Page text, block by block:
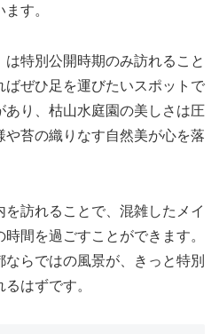
す。
は特別公開時期のみ訪れること
ばぜひ足を運びたいスポットで
り、枯山水庭園の美しさは圧
苔の織りなす自然美が心を落
訪れることで、混雑したメイ
間を過ごすことができます。
らではの風景が、きっと特別
はずです。